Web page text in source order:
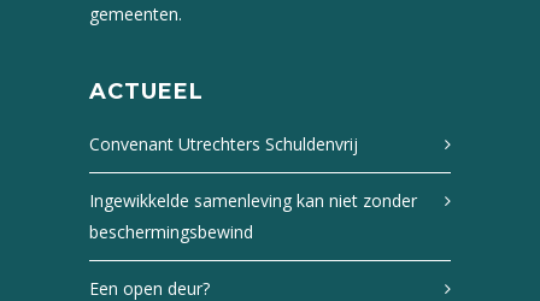
gemeenten.
ACTUEEL
Convenant Utrechters Schuldenvrij
Ingewikkelde samenleving kan niet zonder
beschermingsbewind
Een open deur?